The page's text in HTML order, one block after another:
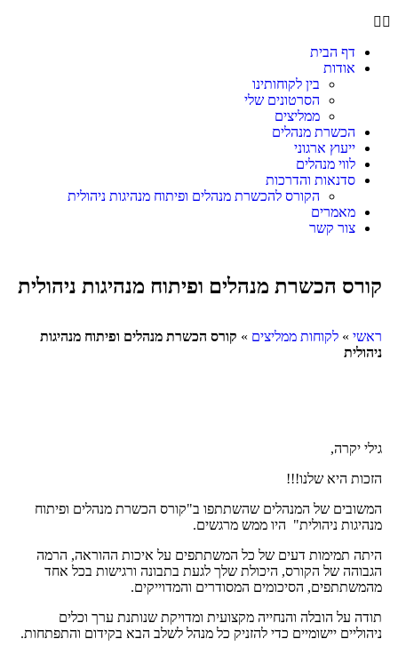
דף הבית
אודות
בין לקוחותינו
הסרטונים שלי
ממליצים
הכשרת מנהלים
ייעוץ ארגוני
לווי מנהלים
סדנאות והדרכות
הקורס להכשרת מנהלים ופיתוח מנהיגות ניהולית
מאמרים
צור קשר
קורס הכשרת מנהלים ופיתוח מנהיגות ניהולית
ראשי » לקוחות ממליצים » קורס הכשרת מנהלים ופיתוח מנהיגות
ניהולית
גילי יקרה,
הזכות היא שלנו!!!
המשובים של המנהלים שהשתתפו ב"קורס הכשרת מנהלים ופיתוח
מנהיגות ניהולית" היו ממש מרגשים.
היתה תמימות דעים של כל המשתתפים על איכות ההוראה, הרמה
הגבוהה של הקורס, היכולת שלך לגעת בתבונה ורגישות בכל אחד
מהמשתתפים, הסיכומים המסודרים והמדוייקים.
תודה על הובלה והנחייה מקצועית ומדויקת שנותנת ערך וכלים
ניהוליים יישומיים כדי להזניק כל מנהל לשלב הבא בקידום והתפתחות.